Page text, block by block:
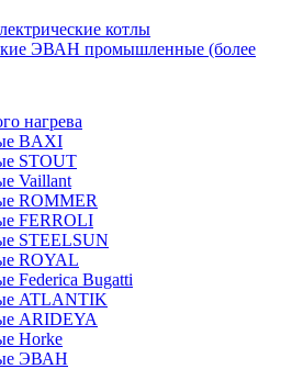
котлы
ЭВАН промышленные (более
нагрева
BAXI
STOUT
Vaillant
ROMMER
FERROLI
STEELSUN
ROYAL
Federica Bugatti
ATLANTIK
ARIDEYA
Horke
ЭВАН